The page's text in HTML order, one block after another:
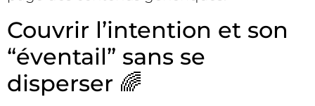
Couvrir l’intention et son
“éventail” sans se
disperser 🌈